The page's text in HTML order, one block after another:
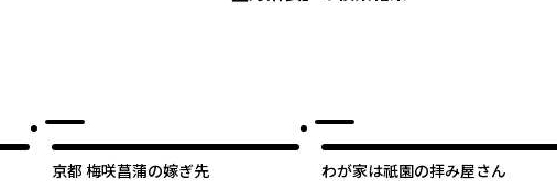
京都 梅咲菖蒲の嫁ぎ先 わが家は祇園の拝み屋さん